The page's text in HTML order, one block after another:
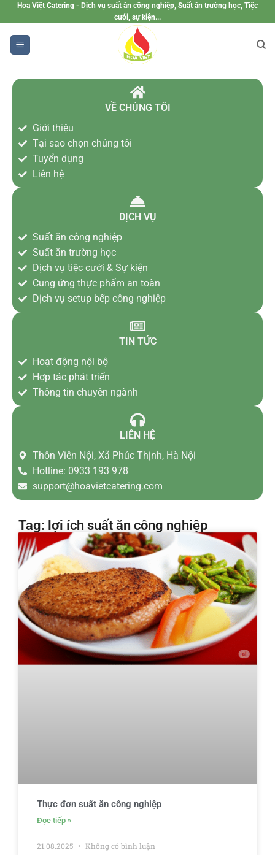
Hoa Việt Catering - Dịch vụ suất ăn công nghiệp, Suất ăn trường học, Tiệc
cưới, sự kiện...
VỀ CHÚNG TÔI
Giới thiệu
Tại sao chọn chúng tôi
Tuyển dụng
Liên hệ
DỊCH VỤ
Suất ăn công nghiệp
Suất ăn trường học
Dịch vụ tiệc cưới & Sự kiện
Cung ứng thực phẩm an toàn
Dịch vụ setup bếp công nghiệp
TIN TỨC
Hoạt động nội bộ
Hợp tác phát triển
Thông tin chuyên ngành
LIÊN HỆ
Thôn Viên Nội, Xã Phúc Thịnh, Hà Nội
Hotline: 0933 193 978
support@hoavietcatering.com
Tag: lợi ích suất ăn công nghiệp
Thực đơn suất ăn công nghiệp
Đọc tiếp »
21.08.2025 Không có bình luận